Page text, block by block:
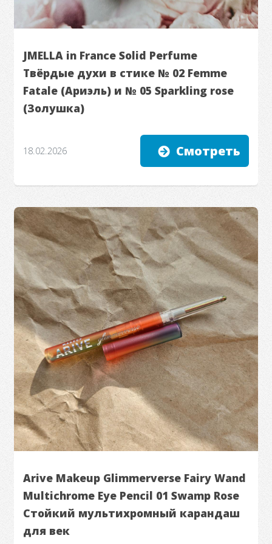
JMELLA in France Solid Perfume
Твёрдые духи в стике № 02 Femme
Fatale (Ариэль) и № 05 Sparkling rose
(Золушка)
18.02.2026 Смотреть
Arive Makeup Glimmerverse Fairy Wand
Multichrome Eye Pencil 01 Swamp Rose
Стойкий мультихромный карандаш
для век